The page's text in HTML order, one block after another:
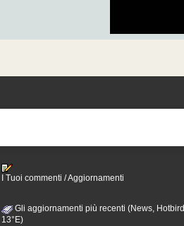
I Tuoi commenti / Aggiornamenti
Gli aggiornamenti più recenti (News, Hotbird
13°E)